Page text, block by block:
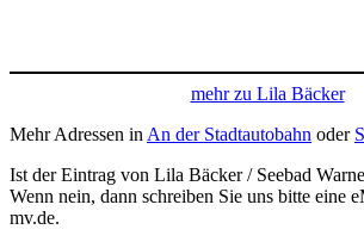
mehr zu Lila Bäcker
Mehr Adressen in An der Stadtautobahn oder
Ist der Eintrag von Lila Bäcker / Seebad
Wenn nein, dann schreiben Sie uns bitte eine
mv.de.